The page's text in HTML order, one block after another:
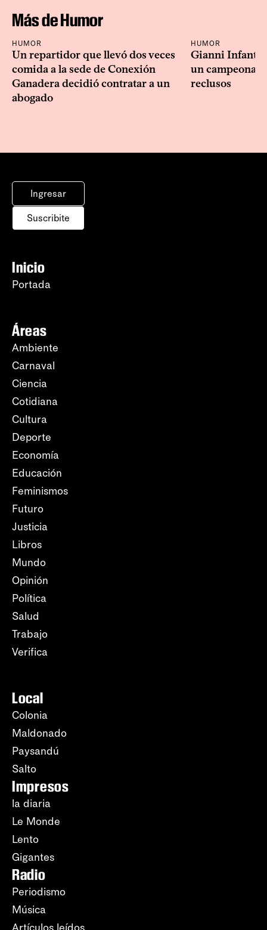
Más de Humor
HUMOR
Un repartidor que llevó dos veces
comida a la sede de Conexión
Ganadera decidió contratar a un
abogado
HUMOR
Gianni
un
reclusos
Ingresar
Suscribite
Inicio
Portada
Áreas
Ambiente
Carnaval
Ciencia
Cotidiana
Cultura
Deporte
Economía
Educación
Feminismos
Futuro
Justicia
Libros
Mundo
Opinión
Política
Salud
Trabajo
Verifica
Local
Colonia
Maldonado
Paysandú
Salto
Impresos
la diaria
Le Monde
Lento
Gigantes
Radio
Periodismo
Música